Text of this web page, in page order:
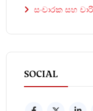
සංචාරක සහ
SOCIAL